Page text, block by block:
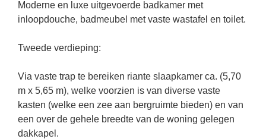
Moderne en luxe uitgevoerde badkamer met
inloopdouche, badmeubel met vaste wastafel en toilet.
Tweede verdieping:
Via vaste trap te bereiken riante slaapkamer ca. (5,70
m x 5,65 m), welke voorzien is van diverse vaste
kasten (welke een zee aan bergruimte bieden) en van
een over de gehele breedte van de woning gelegen
dakkapel.